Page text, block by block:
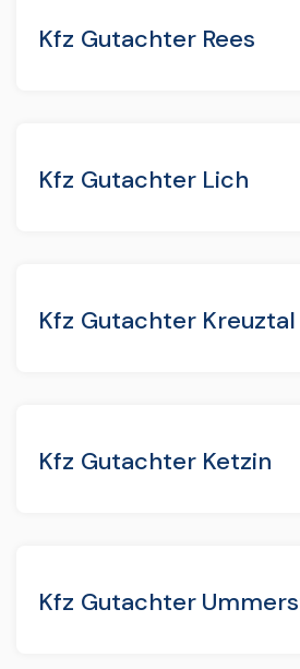
Kfz Gutachter Rees
Kfz Gutachter Lich
Kfz Gutachter Kreuztal
Kfz Gutachter Ketzin
Kfz Gutachter